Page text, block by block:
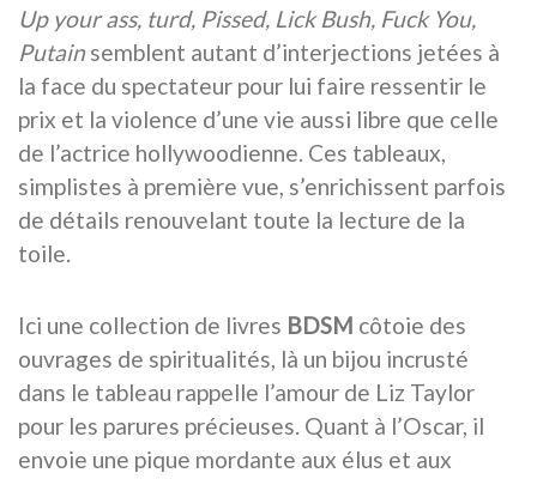
Up your ass, turd, Pissed, Lick Bush, Fuck You,
Putain semblent autant d’interjections jetées à
la face du spectateur pour lui faire ressentir le
prix et la violence d’une vie aussi libre que celle
de l’actrice hollywoodienne. Ces tableaux,
simplistes à première vue, s’enrichissent parfois
de détails renouvelant toute la lecture de la
toile.
Ici une collection de livres BDSM côtoie des
ouvrages de spiritualités, là un bijou incrusté
dans le tableau rappelle l’amour de Liz Taylor
pour les parures précieuses. Quant à l’Oscar, il
envoie une pique mordante aux élus et aux